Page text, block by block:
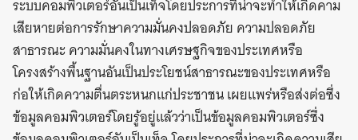
ระบบคอมพิวเตอร์อันเป็นเท็จโดยประการที่น่าจะทำให้เกิดคาม
เสียหายต่อการรักษาความมั่นคงปลอดภัย ความปลอดภัย
สาธารณะ ความมั่นคงในทางเศรษฐกิจของประเทศหรือ
โครงสร้างพื้นฐานอันเป็นประโยชน์สาธารณะของประเทศหรือ
ก่อให้เกิดความตื่นตระหนกแก่ประชาชน เผยแพร่หรือส่งต่อซึ่ง
ข้อมูลคอมพิวเตอร์โดยรู้อยู่แล้วว่าเป็นข้อมูลคอมพิวเตอร์ซึ่ง